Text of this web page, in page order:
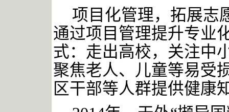
项目化管理，拓展志
通过项目管理提升专业
式：走出高校，关注中
聚焦老人、儿童等易受
区干部等人群提供健康